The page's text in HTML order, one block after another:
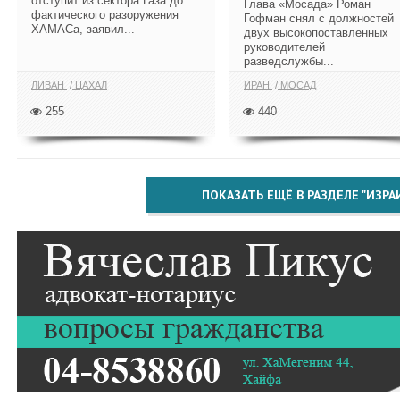
фактического разоружения
ХАМАСа, заявил...
ЛИВАН ЦАХАЛ
255
Глава «Мосада» Роман
Гофман снял с должностей
двух высокопоставленных
руководителей
разведслужбы...
ИРАН МОСАД
440
ПОКАЗАТЬ ЕЩЁ В РАЗДЕЛЕ